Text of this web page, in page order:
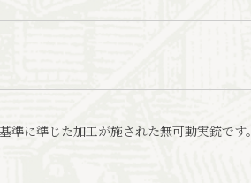
に準じた加工が施された無可動実銃です。